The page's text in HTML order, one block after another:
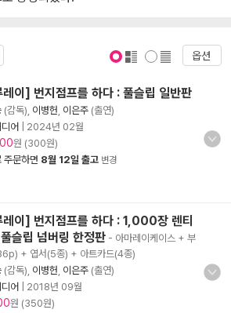
옵션
이] 번지점프를 하다 : 풀슬립 일반판
(감독), 이병헌 이은주 (출연)
어
2024년 02월
원 (300원)
주문하면 8월 12일 출고 변경
레이] 번지점프를 하다 : 1,000장 렌티
슬립 넘버링 한정판 - 아마레이케이스 + 부
+ 엽서(5종) + 아트카드(4종)
(감독), 이병헌 이은주 (출연)
어
2018년 09월
원 (350원)